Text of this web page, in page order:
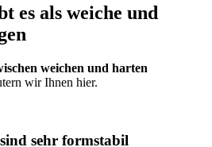
es als weiche und
weichen und harten
wir Ihnen hier.
sehr formstabil